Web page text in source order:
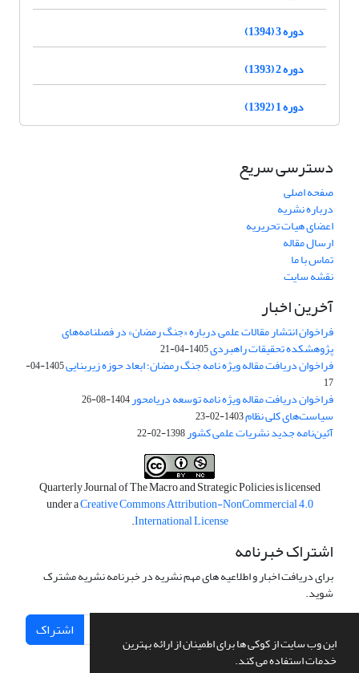
این وب سایت از کوکی ها برای اطمینان از ارائه بهترین
خدمات استفاده می کند.
دوره 3 (1394)
دوره 2 (1393)
دوره 1 (1392)
دسترسی سریع
صفحه اصلی
درباره نشریه
اعضای هیات تحریریه
ارسال مقاله
تماس با ما
نقشه سایت
آخرین اخبار
فراخوان انتشار مقالات علمی درباره «جنگ رمضان» در فصلنامه‌های
پژوهشکده تحقیقات راهبردی1405-04-21
فراخوان دریافت مقاله ویژه نامه جنگ رمضان؛ ابعاد حوزه زیربنایی
1405-04-
17
فراخوان دریافت مقاله ویژه نامه توسعه دریامحور1404-08-26
سیاست‌های کلی نظام1403-02-23
آئین‌نامه جدید نشریات علمی کشور1398-02-22
Quarterly Journal of The Macro and Strategic Policies is licensed
under aCreative Commons Attribution-NonCommercial 4.0
International License
.
اشتراک خبرنامه
برای دریافت اخبار و اطلاعیه های مهم نشریه در خبرنامه نشریه مشترک
شوید.
اشتراک